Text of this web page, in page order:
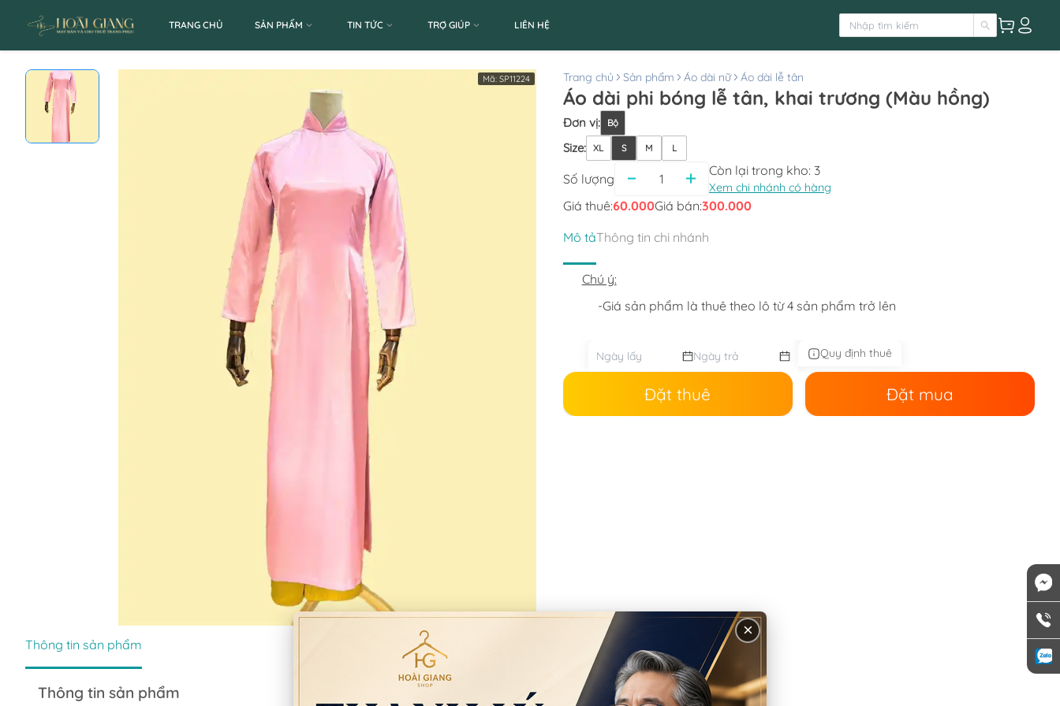
TRANG CHỦ SẢN PHẨM TIN TỨC TRỢ GIÚP LIÊN HỆ
Mã: SP11224
Thông tin sản phẩm
Thông tin sản phẩm
Trang chủ Sản phẩm Áo dài nữ Áo dài lễ tân
Áo dài phi bóng lễ tân, khai trương (Màu hồng)
Đơn vị: Bộ
Size: XL S M L
Số lượng
Còn lại trong kho: 3
Xem chi nhánh có hàng
Giá thuê:60.000Giá bán:300.000
Mô tảThông tin chi nhánh
Chú ý:
-Giá sản phẩm là thuê theo lô từ 4 sản phẩm trở lên﻿﻿
Quy định thuê
Đặt thuê Đặt mua
×